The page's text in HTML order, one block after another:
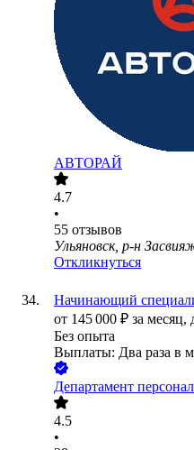
АВТОРАЙ
4.7
•
55 отзывов
Ульяновск, р-н
Откликнуться
Начинающий
от 145 000 ₽ за месяц,
Без опыта
Выплаты: Два раза в
Департамент
4.5
•